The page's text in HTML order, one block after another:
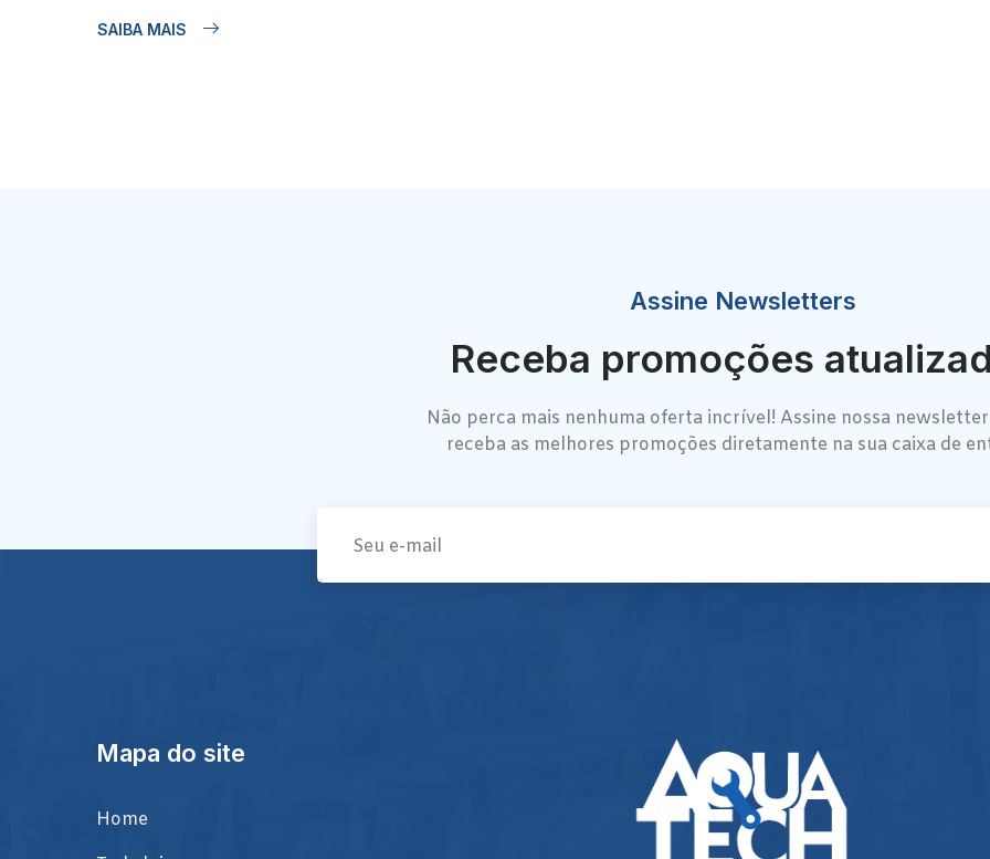
SAIBA MAIS
Assine Newsletters
Receba promoções
Não perca mais nenhuma oferta incrível! Assine nossa
receba as melhores promoções diretamente na sua caixa de
Mapa do site
Home